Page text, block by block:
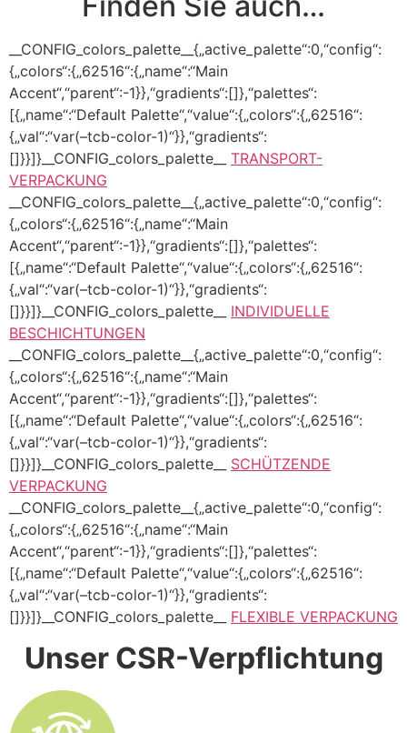
__CONFIG_colors_palette__{„active_palette“:0,“config“:
{„colors“:{„62516“:{„name“:“Main
Accent“,“parent“:-1}},“gradients“:[]},“palettes“:
[{„name“:“Default Palette“,“value“:{„colors“:{„62516“:
{„val“:“var(–tcb-color-1)“}},“gradients“:
[]}}]}__CONFIG_colors_palette__ TRANSPORT-
VERPACKUNG
__CONFIG_colors_palette__{„active_palette“:0,“config“:
{„colors“:{„62516“:{„name“:“Main
Accent“,“parent“:-1}},“gradients“:[]},“palettes“:
[{„name“:“Default Palette“,“value“:{„colors“:{„62516“:
{„val“:“var(–tcb-color-1)“}},“gradients“:
[]}}]}__CONFIG_colors_palette__ INDIVIDUELLE
BESCHICHTUNGEN
__CONFIG_colors_palette__{„active_palette“:0,“config“:
{„colors“:{„62516“:{„name“:“Main
Accent“,“parent“:-1}},“gradients“:[]},“palettes“:
[{„name“:“Default Palette“,“value“:{„colors“:{„62516“:
{„val“:“var(–tcb-color-1)“}},“gradients“:
[]}}]}__CONFIG_colors_palette__ SCHÜTZENDE
VERPACKUNG
__CONFIG_colors_palette__{„active_palette“:0,“config“:
{„colors“:{„62516“:{„name“:“Main
Accent“,“parent“:-1}},“gradients“:[]},“palettes“:
[{„name“:“Default Palette“,“value“:{„colors“:{„62516“:
{„val“:“var(–tcb-color-1)“}},“gradients“:
[]}}]}__CONFIG_colors_palette__ FLEXIBLE VERPACKUNG
Unser CSR-Verpflichtung